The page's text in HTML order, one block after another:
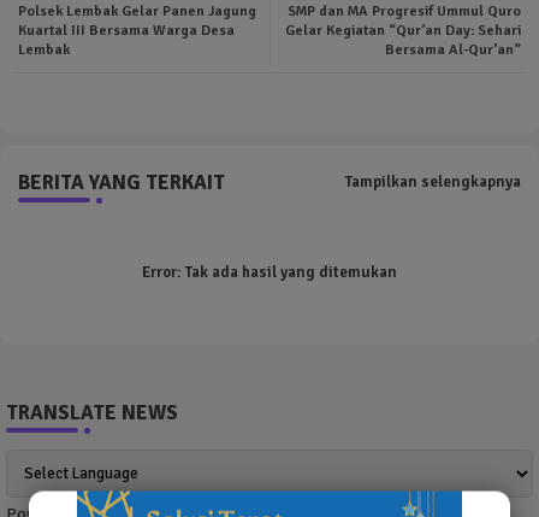
ter tsa
SMP dan MA Progresif Ummul Quro
Gelar Kegiatan “Qur’an Day: Sehari
Bersama Al-Qur’an”
Polsek Lembak Gelar Panen Jagung
Kuartal III Bersama Warga Desa
Lembak
BERITA YANG TERKAIT Tampilkan selengkapnya
Error:Tak ada hasil yang ditemukan
TRANSLATE NEWS